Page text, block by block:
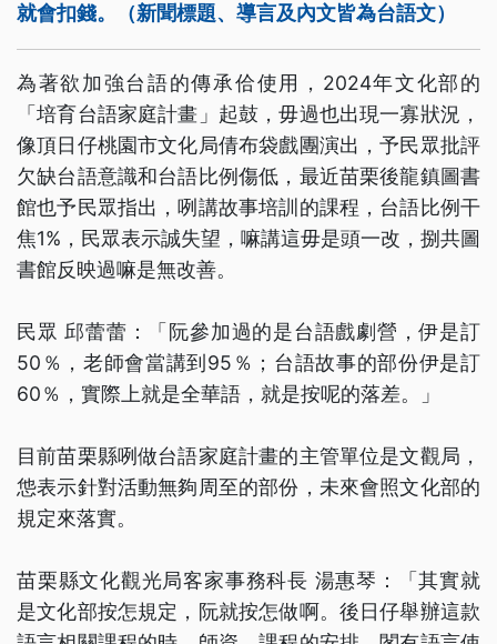
就會扣錢。（新聞標題、導言及內文皆為台語文）
為著欲加強台語的傳承佮使用，2024年文化部的
「培育台語家庭計畫」起鼓，毋過也出現一寡狀況，
像頂日仔桃園市文化局倩布袋戲團演出，予民眾批評
欠缺台語意識和台語比例傷低，最近苗栗後龍鎮圖書
館也予民眾指出，咧講故事培訓的課程，台語比例干
焦1%，民眾表示誠失望，嘛講這毋是頭一改，捌共圖
書館反映過嘛是無改善。
民眾 邱蕾蕾：「阮參加過的是台語戲劇營，伊是訂
50％，老師會當講到95％；台語故事的部份伊是訂
60％，實際上就是全華語，就是按呢的落差。」
目前苗栗縣咧做台語家庭計畫的主管單位是文觀局，
怹表示針對活動無夠周至的部份，未來會照文化部的
規定來落實。
苗栗縣文化觀光局客家事務科長 湯惠琴：「其實就
是文化部按怎規定，阮就按怎做啊。後日仔舉辦這款